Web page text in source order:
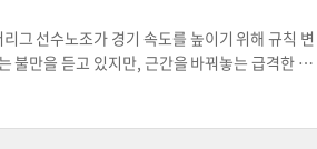
끝
세 타자를 모두 삼진으로 잡았다. 시속 140㎞ 정
던진 다음날이 더 중요하다"고 말했다. 류현
람에 지난해에는 메이저리그 1경기에만 등판했
불만을 듣고 있지만, 근간을 바꿔놓는 급격한 규
"며 "다른 사람들과 함께 야구에 빠져들 수 있